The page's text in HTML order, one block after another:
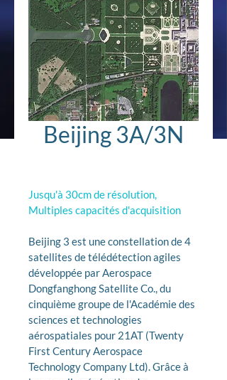
Beijing 3A/3N
Jusqu'à 30cm de résolution,
Multiples capacités d'acquisition
Beijing 3 est une constellation de 4
satellites de télédétection agiles
développée par Aerospace
Dongfanghong Satellite Co., du
cinquième groupe de l'Académie des
sciences et technologies
aérospatiales pour 21AT (Twenty
First Century Aerospace
Technology Company Ltd). Grâce à